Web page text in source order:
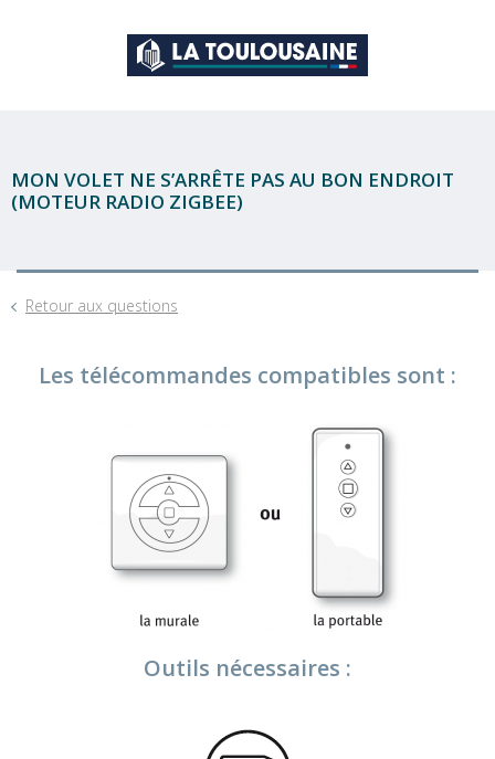
MON VOLET NE S’ARRÊTE PAS AU BON ENDROIT
(MOTEUR RADIO ZIGBEE)
Retour aux questions
Les télécommandes compatibles sont :
Outils nécessaires :